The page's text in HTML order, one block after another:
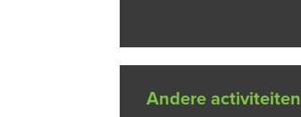
Andere activiteiten